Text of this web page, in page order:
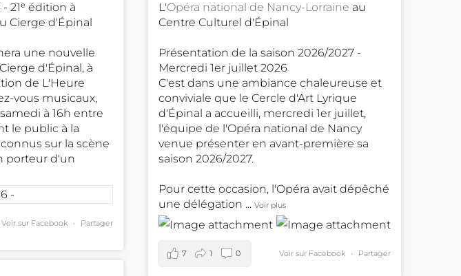
21ᵉ édition à
Cierge d'Épinal
une nouvelle
d'Épinal, à
de L'Heure
vous musicaux,
à 16h entre
le public à la
sur la scène
porteur d'un
Voir sur Facebook · Partager
L'Opéra national de Nancy-Lorraine au
Centre Culturel d'Épinal
Présentation de la saison 2026/2027 -
Mercredi 1er juillet 2026
C'est dans une ambiance chaleureuse et
conviviale que le Cercle d'Art Lyrique
d'Épinal a accueilli, mercredi 1er juillet,
l'équipe de l'Opéra national de Nancy
venue présenter en avant-première sa
saison 2026/2027.
Pour cette occasion, l'Opéra avait dépêché
une délégation ...Voir plus
Voir sur Facebook · Partager
7 1 0